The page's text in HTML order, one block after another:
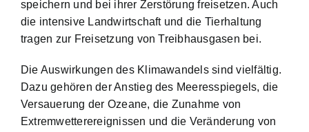
speichern und bei ihrer Zerstörung freisetzen. Auch
die intensive Landwirtschaft und die Tierhaltung
tragen zur Freisetzung von Treibhausgasen bei.
Die Auswirkungen des Klimawandels sind vielfältig.
Dazu gehören der Anstieg des Meeresspiegels, die
Versauerung der Ozeane, die Zunahme von
Extremwetterereignissen und die Veränderung von